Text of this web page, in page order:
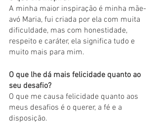
A minha maior inspiração é minha mãe-
avó Maria, fui criada por ela com muita
dificuldade, mas com honestidade,
respeito e caráter, ela significa tudo e
muito mais para mim.
O que lhe dá mais felicidade quanto ao
seu desafio?
O que me causa felicidade quanto aos
meus desafios é o querer, a fé e a
disposição.